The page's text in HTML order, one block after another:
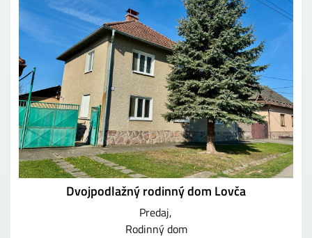
Dvojpodlažný rodinný dom Lovča
Predaj
Rodinný dom